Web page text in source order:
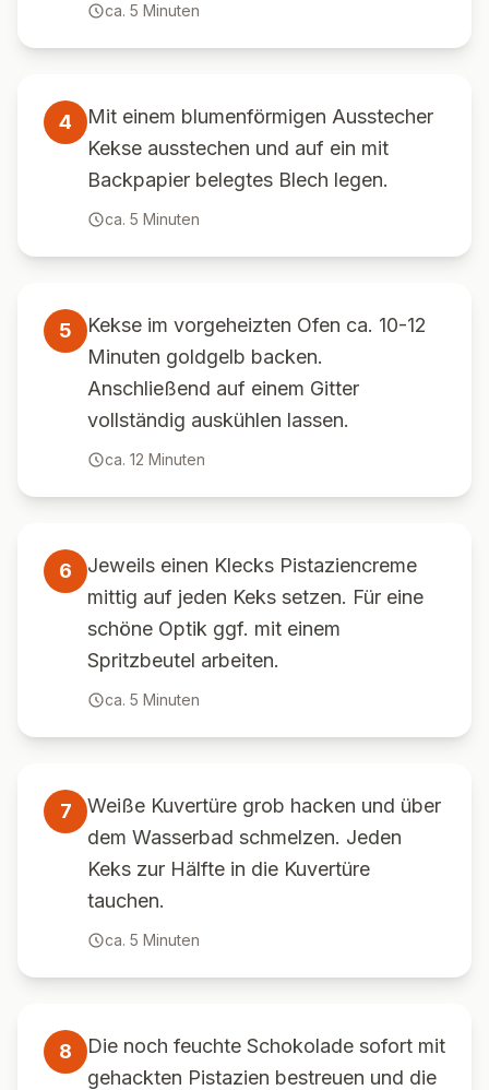
ca. 5 Minuten
4
Mit einem blumenförmigen Ausstecher
Kekse ausstechen und auf ein mit
Backpapier belegtes Blech legen.
ca. 5 Minuten
5
Kekse im vorgeheizten Ofen ca. 10-12
Minuten goldgelb backen.
Anschließend auf einem Gitter
vollständig auskühlen lassen.
ca. 12 Minuten
6
Jeweils einen Klecks Pistaziencreme
mittig auf jeden Keks setzen. Für eine
schöne Optik ggf. mit einem
Spritzbeutel arbeiten.
ca. 5 Minuten
7
Weiße Kuvertüre grob hacken und über
dem Wasserbad schmelzen. Jeden
Keks zur Hälfte in die Kuvertüre
tauchen.
ca. 5 Minuten
8
Die noch feuchte Schokolade sofort mit
gehackten Pistazien bestreuen und die